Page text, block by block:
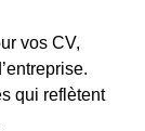
vos CV,
qui reflètent